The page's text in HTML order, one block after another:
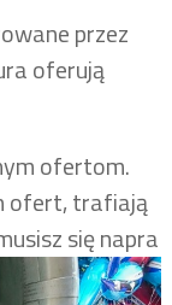
przez
oferują
ofertom.
ofert, trafiają
się napra